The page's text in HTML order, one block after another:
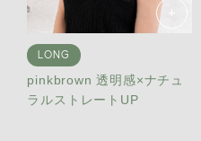
+
LONG
pinkbrown 透明感×ナチュ
ラルストレートUP